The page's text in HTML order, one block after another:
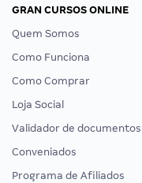
GRAN CURSOS ONLINE
Quem Somos
Como Funciona
Como Comprar
Loja Social
Validador de documentos
Conveniados
Programa de Afiliados